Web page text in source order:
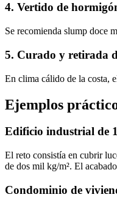
4. Vertido de
Se recomienda slump doce
5. Curado y retirada
En clima cálido de la costa,
Ejemplos
Edificio industrial de
El reto consistía en cubrir
de dos mil kg/m². El
Condominio de